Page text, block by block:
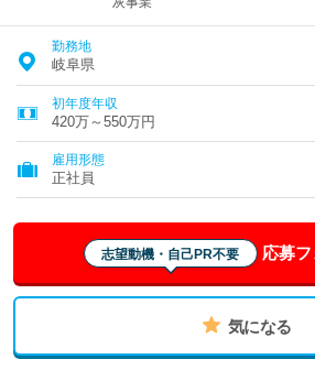
勤務地
岐阜県
初年度年収
420万～550万円
雇用形態
正社員
志望動機・自己PR不要 応募フ
気になる